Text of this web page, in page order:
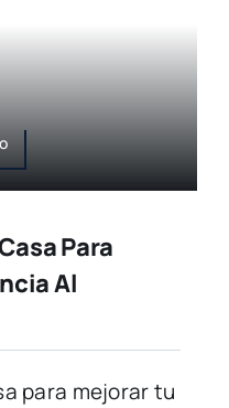
Para
Al
para mejorar tu